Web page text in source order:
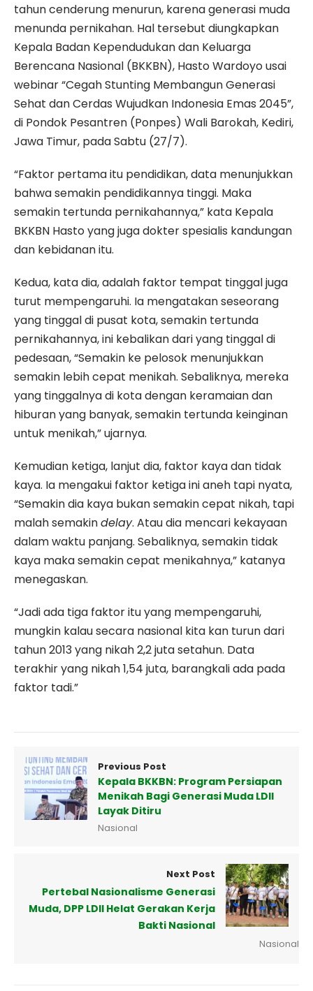
tahun cenderung menurun, karena generasi muda
menunda pernikahan. Hal tersebut diungkapkan
Kepala Badan Kependudukan dan Keluarga
Berencana Nasional (BKKBN), Hasto Wardoyo usai
webinar “Cegah Stunting Membangun Generasi
Sehat dan Cerdas Wujudkan Indonesia Emas 2045”,
di Pondok Pesantren (Ponpes) Wali Barokah, Kediri,
Jawa Timur, pada Sabtu (27/7).
“Faktor pertama itu pendidikan, data menunjukkan
bahwa semakin pendidikannya tinggi. Maka
semakin tertunda pernikahannya,” kata Kepala
BKKBN Hasto yang juga dokter spesialis kandungan
dan kebidanan itu.
Kedua, kata dia, adalah faktor tempat tinggal juga
turut mempengaruhi. Ia mengatakan seseorang
yang tinggal di pusat kota, semakin tertunda
pernikahannya, ini kebalikan dari yang tinggal di
pedesaan, “Semakin ke pelosok menunjukkan
semakin lebih cepat menikah. Sebaliknya, mereka
yang tinggalnya di kota dengan keramaian dan
hiburan yang banyak, semakin tertunda keinginan
untuk menikah,” ujarnya.
Kemudian ketiga, lanjut dia, faktor kaya dan tidak
kaya. Ia mengakui faktor ketiga ini aneh tapi nyata,
“Semakin dia kaya bukan semakin cepat nikah, tapi
malah semakindelay. Atau dia mencari kekayaan
dalam waktu panjang. Sebaliknya, semakin tidak
kaya maka semakin cepat menikahnya,” katanya
menegaskan.
“Jadi ada tiga faktor itu yang mempengaruhi,
mungkin kalau secara nasional kita kan turun dari
tahun 2013 yang nikah 2,2 juta setahun. Data
terakhir yang nikah 1,54 juta, barangkali ada pada
faktor tadi.”
Previous Post
Kepala BKKBN: Program Persiapan
Menikah Bagi Generasi Muda LDII
Layak Ditiru
Nasional
Next Post
Pertebal Nasionalisme Generasi
Muda, DPP LDII Helat Gerakan Kerja
Bakti Nasional
Nasional